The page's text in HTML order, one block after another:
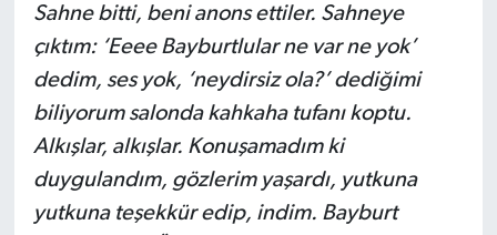
Sahne bitti, beni anons ettiler. Sahneye
çıktım: ‘Eeee Bayburtlular ne var ne yok’
dedim, ses yok, ‘neydirsiz ola?’ dediğimi
biliyorum salonda kahkaha tufanı koptu.
Alkışlar, alkışlar. Konuşamadım ki
duygulandım, gözlerim yaşardı, yutkuna
yutkuna teşekkür edip, indim. Bayburt